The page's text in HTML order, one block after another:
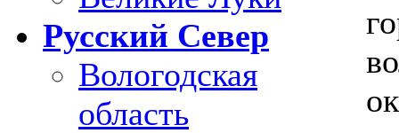
Русский Север
Вологодская
область